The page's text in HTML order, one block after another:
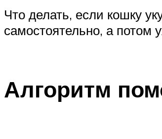
Что делать, если кошку
самостоятельно, а потом
Алгоритм